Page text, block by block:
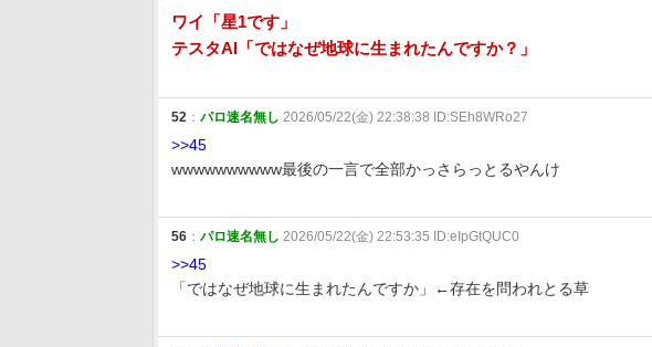
ワイ「星1です」
テスタAI「ではなぜ地球に生まれたんですか？」
52 ： パロ速名無し 2026/05/22(金) 22:38:38 ID:SEh8WRo27
>>45
wwwwwwwwww最後の一言で全部かっさらっとるやんけ
56 ： パロ速名無し 2026/05/22(金) 22:53:35 ID:eIpGtQUC0
>>45
「ではなぜ地球に生まれたんですか」←存在を問われとる草